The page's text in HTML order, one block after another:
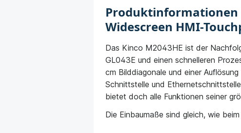
Produktinformationen
Widescreen HMI-
Das Kinco M2043HE ist der
GL043E und einen schnelleren
cm Bilddiagonale und einer
Schnittstelle und
bietet doch alle Funktionen seiner
Die Einbaumaße sind gleich, wie